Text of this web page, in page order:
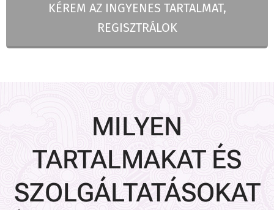
KÉREM AZ INGYENES TARTALMAT,
REGISZTRÁLOK
MILYEN
TARTALMAKAT ÉS
SZOLGÁLTATÁSOKAT